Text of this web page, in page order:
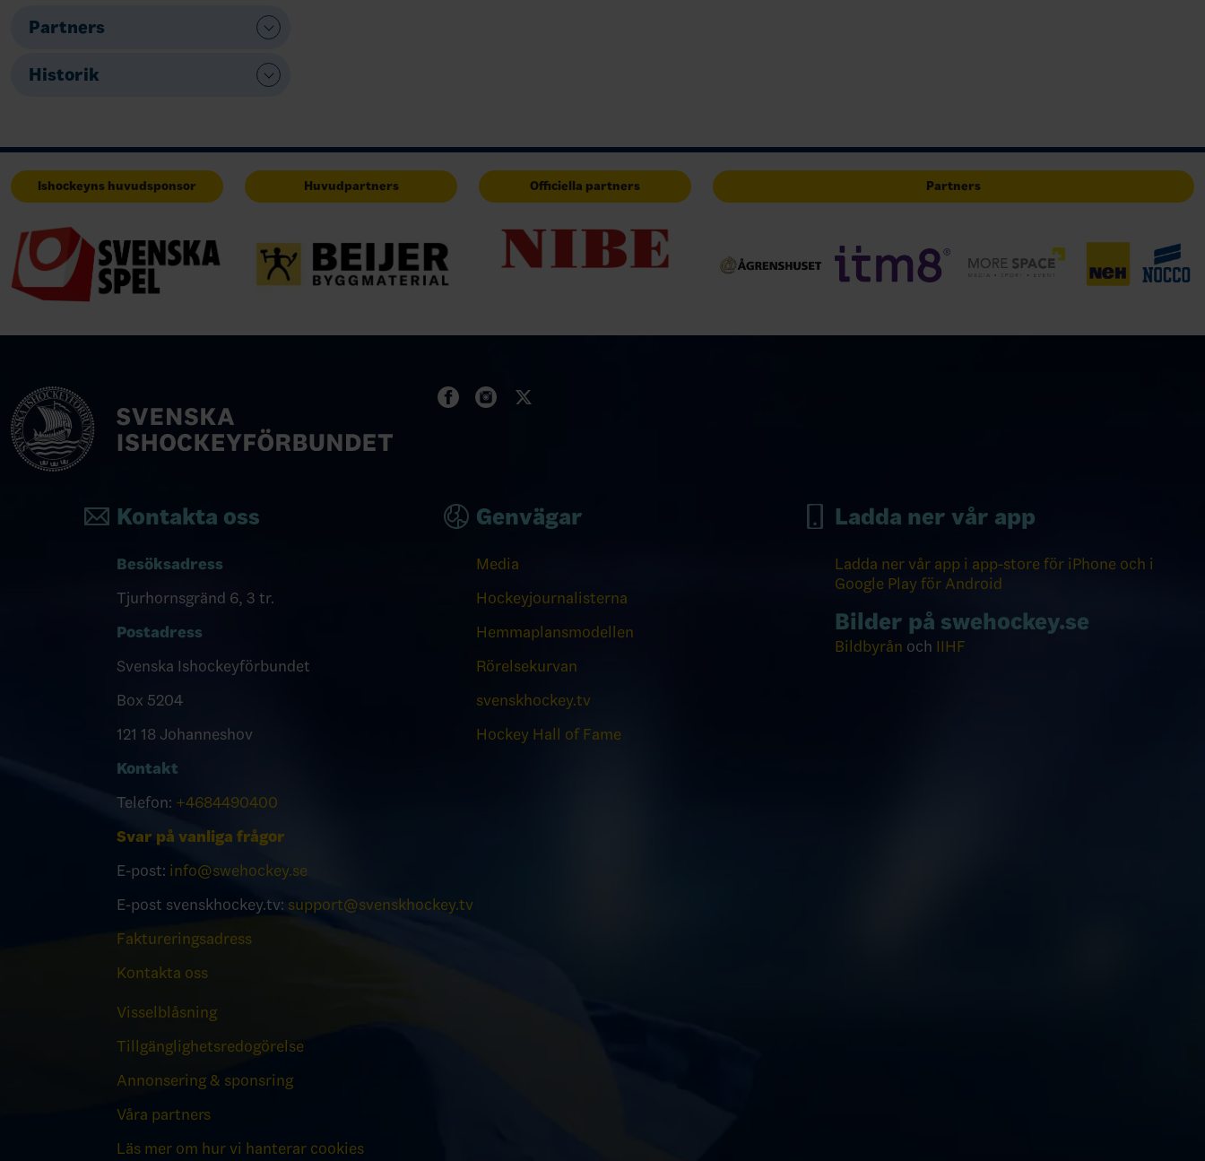
Partners
Historik
Ishockeyns huvudsponsor Huvudpartners Officiella partners Partners
Kontakta oss
Besöksadress
Tjurhornsgränd 6, 3 tr.
Postadress
Svenska Ishockeyförbundet
Box 5204
121 18 Johanneshov
Kontakt
Telefon: +4684490400
Svar på vanliga frågor
E-post: info@swehockey.se
E-post svenskhockey.tv: support@svenskhockey.tv
Faktureringsadress
Kontakta oss
Visselblåsning
Tillgänglighetsredogörelse
Annonsering & sponsring
Våra partners
Läs mer om hur vi hanterar cookies
Genvägar
Media
Hockeyjournalisterna
Hemmaplansmodellen
Rörelsekurvan
svenskhockey.tv
Hockey Hall of Fame
Ladda ner vår app
Ladda ner vår app i app-store för iPhone och i
Google Play för Android
Bilder på swehockey.se
Bildbyrån och IIHF